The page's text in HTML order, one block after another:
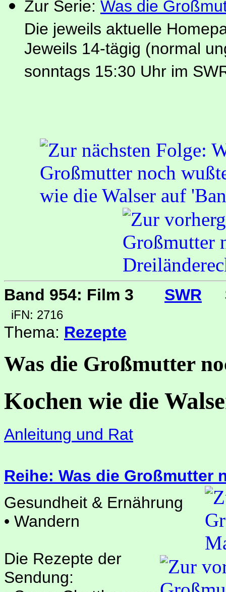
Zur Serie: Was die
Die jeweils aktuelle
Jeweils 14-tägig (normal
sonntags 15:30 Uhr im
Band 954: Film 3 SWR
iFN: 2716
Thema: Rezepte
Was die Großmutter
Kochen wie die
Anleitung und Rat
Reihe: Was die Großmutter
Gesundheit & Ernährung
• Wandern
Die Rezepte der
Sendung: